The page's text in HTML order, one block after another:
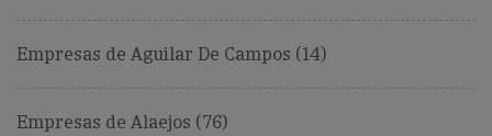
Empresas de Aguilar De Campos (14)
Empresas de Alaejos (76)